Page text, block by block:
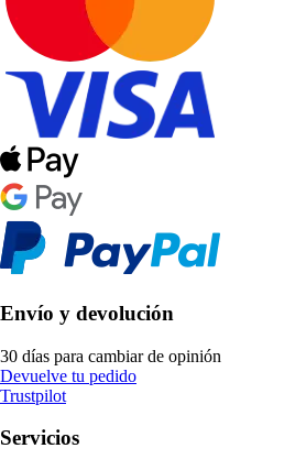
Envío y devolución
30 días para cambiar de opinión
Devuelve tu pedido
Trustpilot
Servicios